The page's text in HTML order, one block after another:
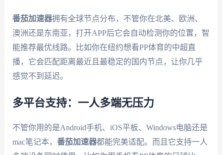
番茄加速器拥有全球节点分布，不管你在北美、欧洲、
澳洲还是东南亚，打开APP后它会自动检测你的位置，智
能推荐最优线路。比如你在纽约想看PP体育的中超直
播，它会匹配距离最近且最稳定的国内节点，让你几乎
感觉不到延迟。
多平台支持：一人多端无压力
不管你用的是Android手机、iOS平板、Windows电脑还是
mac笔记本， 番茄加速器都能完美适配。而且它支持一人